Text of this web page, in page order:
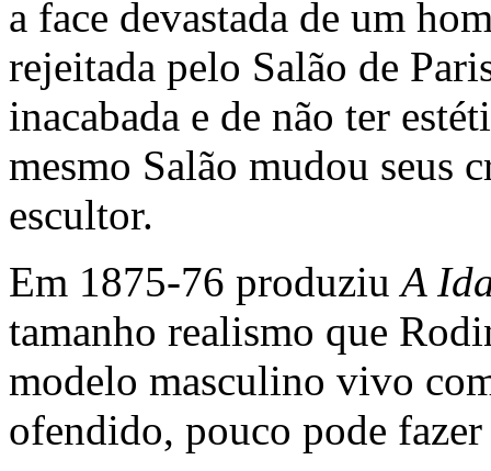
a face devastada de um
rejeitada pelo Salão de
inacabada e de não ter
mesmo Salão mudou seus
escultor.
Em 1875-76 produziu A
tamanho realismo que
modelo masculino vivo
ofendido, pouco pode